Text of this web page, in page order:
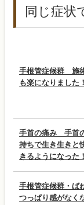
同じ症状
手根管症候群 施
も楽になりました！
手首の痛み 手首
持ちで生き生きと
きるようになった！
手根管症候群・
つっぱり感がなく